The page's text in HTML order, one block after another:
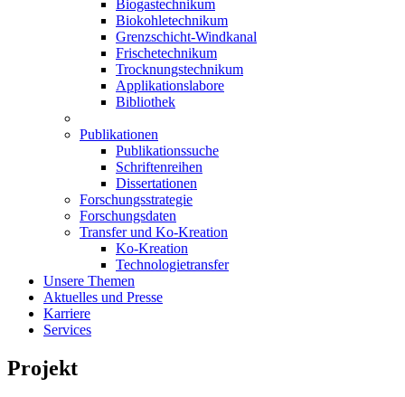
Biogastechnikum
Biokohletechnikum
Grenzschicht-Windkanal
Frischetechnikum
Trocknungstechnikum
Applikationslabore
Bibliothek
Publikationen
Publikationssuche
Schriftenreihen
Dissertationen
Forschungsstrategie
Forschungsdaten
Transfer und Ko-Kreation
Ko-Kreation
Technologietransfer
Unsere Themen
Aktuelles und Presse
Karriere
Services
Projekt